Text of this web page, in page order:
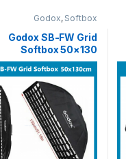
Godox, Softbox
Godox SB-FW Grid
Softbox 50×130